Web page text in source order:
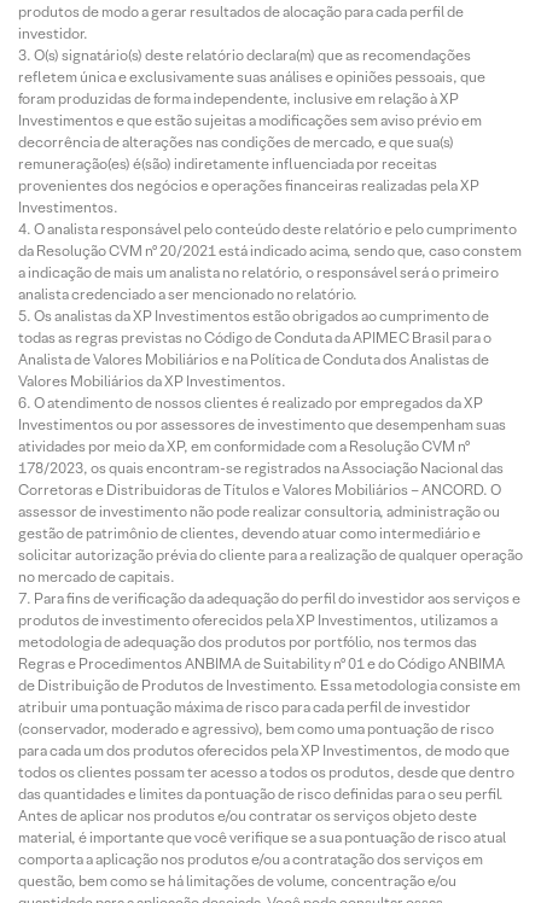
produtos de modo a gerar resultados de alocação para cada perfil de
investidor.
O(s) signatário(s) deste relatório declara(m) que as recomendações
refletem única e exclusivamente suas análises e opiniões pessoais, que
foram produzidas de forma independente, inclusive em relação à XP
Investimentos e que estão sujeitas a modificações sem aviso prévio em
decorrência de alterações nas condições de mercado, e que sua(s)
remuneração(es) é(são) indiretamente influenciada por receitas
provenientes dos negócios e operações financeiras realizadas pela XP
Investimentos.
O analista responsável pelo conteúdo deste relatório e pelo cumprimento
da Resolução CVM nº 20/2021 está indicado acima, sendo que, caso constem
a indicação de mais um analista no relatório, o responsável será o primeiro
analista credenciado a ser mencionado no relatório.
Os analistas da XP Investimentos estão obrigados ao cumprimento de
todas as regras previstas no Código de Conduta da APIMEC Brasil para o
Analista de Valores Mobiliários e na Política de Conduta dos Analistas de
Valores Mobiliários da XP Investimentos.
O atendimento de nossos clientes é realizado por empregados da XP
Investimentos ou por assessores de investimento que desempenham suas
atividades por meio da XP, em conformidade com a Resolução CVM nº
178/2023, os quais encontram-se registrados na Associação Nacional das
Corretoras e Distribuidoras de Títulos e Valores Mobiliários – ANCORD. O
assessor de investimento não pode realizar consultoria, administração ou
gestão de patrimônio de clientes, devendo atuar como intermediário e
solicitar autorização prévia do cliente para a realização de qualquer operação
no mercado de capitais.
Para fins de verificação da adequação do perfil do investidor aos serviços e
produtos de investimento oferecidos pela XP Investimentos, utilizamos a
metodologia de adequação dos produtos por portfólio, nos termos das
Regras e Procedimentos ANBIMA de Suitability nº 01 e do Código ANBIMA
de Distribuição de Produtos de Investimento. Essa metodologia consiste em
atribuir uma pontuação máxima de risco para cada perfil de investidor
(conservador, moderado e agressivo), bem como uma pontuação de risco
para cada um dos produtos oferecidos pela XP Investimentos, de modo que
todos os clientes possam ter acesso a todos os produtos, desde que dentro
das quantidades e limites da pontuação de risco definidas para o seu perfil.
Antes de aplicar nos produtos e/ou contratar os serviços objeto deste
material, é importante que você verifique se a sua pontuação de risco atual
comporta a aplicação nos produtos e/ou a contratação dos serviços em
questão, bem como se há limitações de volume, concentração e/ou